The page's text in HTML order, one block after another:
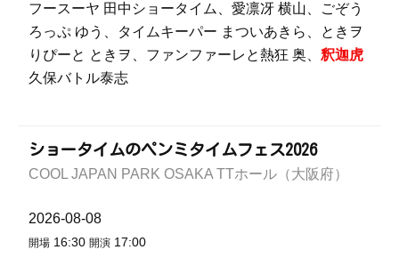
フースーヤ 田中ショータイム、愛凛冴 横山、ごぞう
ろっぷ ゆう、タイムキーパー まついあきら、ときヲ
りぴーと ときヲ、ファンファーレと熱狂 奥、 釈迦虎
久保バトル泰志
ショータイムのペンミタイムフェス2026
COOL JAPAN PARK OSAKA TTホール（大阪府）
2026-08-08
開場 16:30 開演 17:00